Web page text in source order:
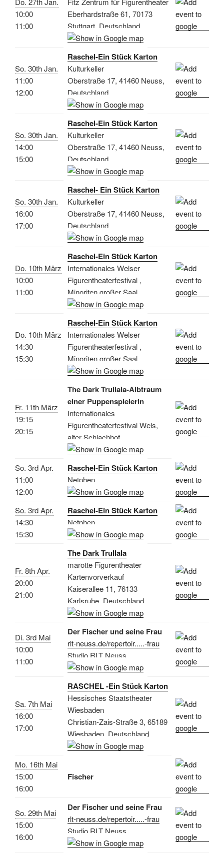
10:00
11:00
Eberhardstraße 61, 70173
Stuttgart, Deutschland
So. 30th Jan.
11:00
12:00
Raschel-Ein Stück Karton
Kulturkeller
Oberstraße 17, 41460 Neuss,
Deutschland
So. 30th Jan.
14:00
15:00
Raschel-Ein Stück Karton
Kulturkeller
Oberstraße 17, 41460 Neuss,
Deutschland
So. 30th Jan.
16:00
17:00
Raschel- Ein Stück Karton
Kulturkeller
Oberstraße 17, 41460 Neuss,
Deutschland
Do. 10th März
10:00
11:00
Raschel-Ein Stück Karton
Internationales Welser
Figurentheaterfestival ,
Minoriten großer Saal
Do. 10th März
14:30
15:30
Raschel-Ein Stück Karton
Internationales Welser
Figurentheaterfestival ,
Minoriten großer Saal
Fr. 11th März
19:15
20:15
The Dark Trullala-Albtraum
einer Puppenspielerin
Internationales
Figurentheaterfestival Wels,
alter Schlachhof
So. 3rd Apr.
11:00
12:00
Raschel-Ein Stück Karton
Netphen
So. 3rd Apr.
14:30
15:30
Raschel-Ein Stück Karton
Netphen
Fr. 8th Apr.
20:00
21:00
The Dark Trullala
marotte Figurentheater
Kartenvorverkauf
Kaiserallee 11, 76133
Karlsruhe, Deutschland
Di. 3rd Mai
10:00
11:00
Der Fischer und seine Frau
rlt-neuss.de/repertoir.....-frau
Studio RLT Neuss
Sa. 7th Mai
16:00
17:00
RASCHEL -Ein Stück Karton
Hessisches Staatstheater
Wiesbaden
Christian-Zais-Straße 3, 65189
Wiesbaden, Deutschland
Mo. 16th Mai
15:00
16:00
Fischer
So. 29th Mai
15:00
16:00
Der Fischer und seine Frau
rlt-neuss.de/repertoir.....-frau
Studio RLT Neuss